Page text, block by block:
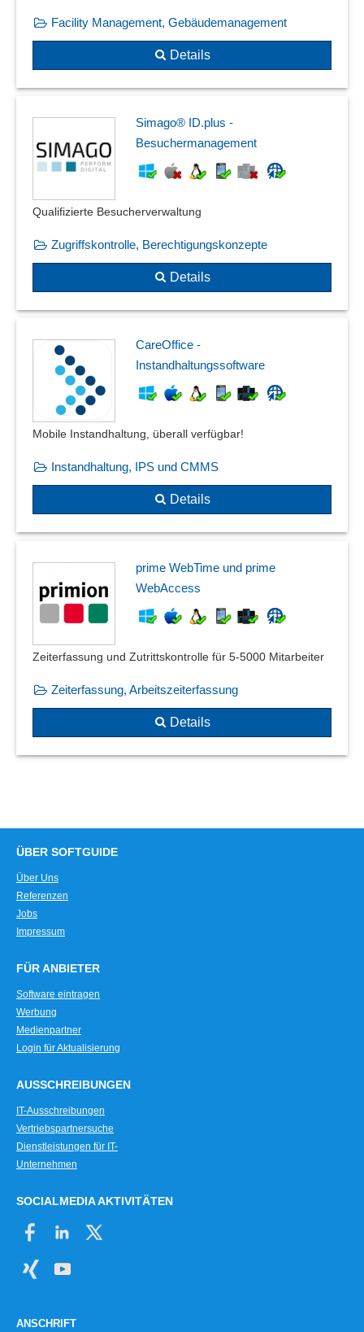
Facility Management, Gebäudemanagement
Details
Simago® ID.plus -
Besuchermanagement
Qualifizierte Besucherverwaltung
Zugriffskontrolle, Berechtigungskonzepte
Details
CareOffice -
Instandhaltungssoftware
Mobile Instandhaltung, überall verfügbar!
Instandhaltung, IPS und CMMS
Details
prime WebTime und prime
WebAccess
Zeiterfassung und Zutrittskontrolle für 5-5000 Mitarbeiter
Zeiterfassung, Arbeitszeiterfassung
Details
ÜBER SOFTGUIDE
Über Uns
Referenzen
Jobs
Impressum
FÜR ANBIETER
Software eintragen
Werbung
Medienpartner
Login für Aktualisierung
AUSSCHREIBUNGEN
IT-Ausschreibungen
Vertriebspartnersuche
Dienstleistungen für IT-
Unternehmen
SOCIALMEDIA AKTIVITÄTEN
ANSCHRIFT